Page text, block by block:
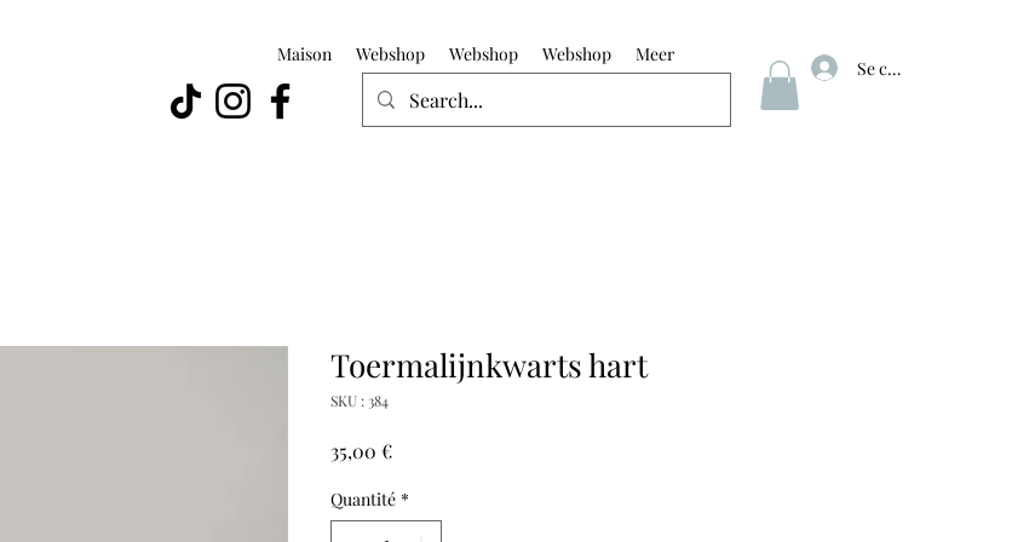
Maison Webshop Webshop Webshop Meer
Se connecter
Toermalijnkwarts hart
SKU : 384
35,00 €Prix
Quantité *